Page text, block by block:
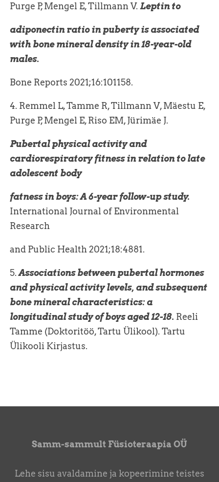
Purge P, Mengel E, Tillmann V. Leptin to
adiponectin ratio in puberty is associated
with bone mineral density in 18-year-old
males.
Bone Reports 2021;16:101158.
4. Remmel L, Tamme R, Tillmann V, Mäestu E,
Purge P, Mengel E, Riso EM, Jürimäe J.
Pubertal physical activity and
cardiorespiratory fitness in relation to late
adolescent body
fatness in boys: A 6-year follow-up study.
International Journal of Environmental
Research
and Public Health 2021;18:4881.
5.Associations between pubertal hormones
and physical activity levels, and subsequent
bone mineral characteristics: a
longitudinal study of boys aged 12-18. Reeli
Tamme (Doktoritöö, Tartu Ülikool). Tartu
Ülikooli Kirjastus.
Samm-sammult Füsioteraapia OÜ
Lehe sisu avaldamine ja kopeerimine teistes